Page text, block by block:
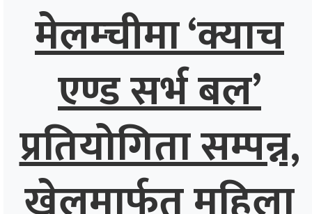
मेलम्चीमा ‘क्याच
एण्ड सर्भ बल’
प्रतियोगिता सम्पन्न,